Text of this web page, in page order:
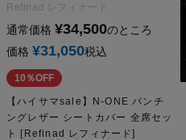
Refinad レフィナード
通常価格 ¥34,500のところ
価格 ¥31,050税込
10％OFF
【ハイサマsale】N-ONE パンチ
ングレザー シートカバー 全席セッ
ト [Refinad レフィナード]